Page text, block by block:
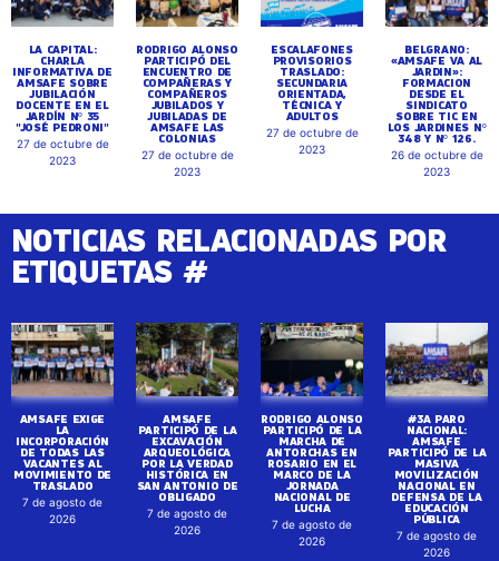
LA CAPITAL:
CHARLA
INFORMATIVA DE
AMSAFE SOBRE
JUBILACIÓN
DOCENTE EN EL
JARDÍN Nº 35
"JOSÉ PEDRONI"
27 de octubre de
2023
RODRIGO ALONSO
PARTICIPÓ DEL
ENCUENTRO DE
COMPAÑERAS Y
COMPAÑEROS
JUBILADOS Y
JUBILADAS DE
AMSAFE LAS
COLONIAS
27 de octubre de
2023
ESCALAFONES
PROVISORIOS
TRASLADO:
SECUNDARIA
ORIENTADA,
TÉCNICA Y
ADULTOS
27 de octubre de
2023
BELGRANO:
«AMSAFE VA AL
JARDIN»:
FORMACION
DESDE EL
SINDICATO
SOBRE TIC EN
LOS JARDINES Nº
348 Y Nº 126.
26 de octubre de
2023
NOTICIAS RELACIONADAS POR
ETIQUETAS #
AMSAFE EXIGE
LA
INCORPORACIÓN
DE TODAS LAS
VACANTES AL
MOVIMIENTO DE
TRASLADO
7 de agosto de
2026
AMSAFE
PARTICIPÓ DE LA
EXCAVACIÓN
ARQUEOLÓGICA
POR LA VERDAD
HISTÓRICA EN
SAN ANTONIO DE
OBLIGADO
7 de agosto de
2026
RODRIGO ALONSO
PARTICIPÓ DE LA
MARCHA DE
ANTORCHAS EN
ROSARIO EN EL
MARCO DE LA
JORNADA
NACIONAL DE
LUCHA
7 de agosto de
2026
#3A PARO
NACIONAL:
AMSAFE
PARTICIPÓ DE LA
MASIVA
MOVILIZACIÓN
NACIONAL EN
DEFENSA DE LA
EDUCACIÓN
PÚBLICA
7 de agosto de
2026